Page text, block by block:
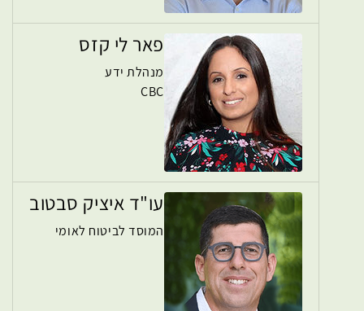
פאר לי קזס
מנהלת ידע
CBC
עו"ד איציק סבטוב
המוסד לביטוח לאומי